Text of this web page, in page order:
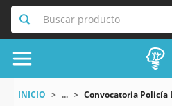
Buscar producto
INICIO ... Convocatoria Policía